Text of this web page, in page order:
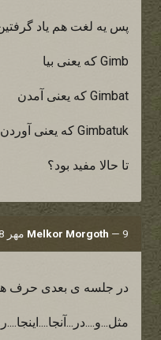
پس یه لغت هم یاد
Gimb که یعنی بیا
Gimbat که یعنی آمدن
Gimbatuk که یعنی آوردن همه
تا حالا مفید بود؟
Melkor Morgoth — 9 مهر 1388 — ساعت 22:20
در جلسه ی بعدی حرف